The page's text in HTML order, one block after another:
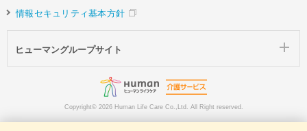
情報セキュリティ基本方針
ヒューマングループサイト
Copyright© 2026 Human Life Care Co.,Ltd. All Right reserved.